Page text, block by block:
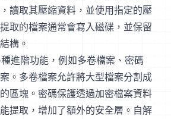
讀取其壓縮資料，並使用指定的壓
取的檔案通常會寫入磁碟，並保留
構。
進階功能，例如多卷檔案、密碼
。多卷檔案允許將大型檔案分割成
區塊。密碼保護透過加密檔案資料
提取，增加了額外的安全層。自解